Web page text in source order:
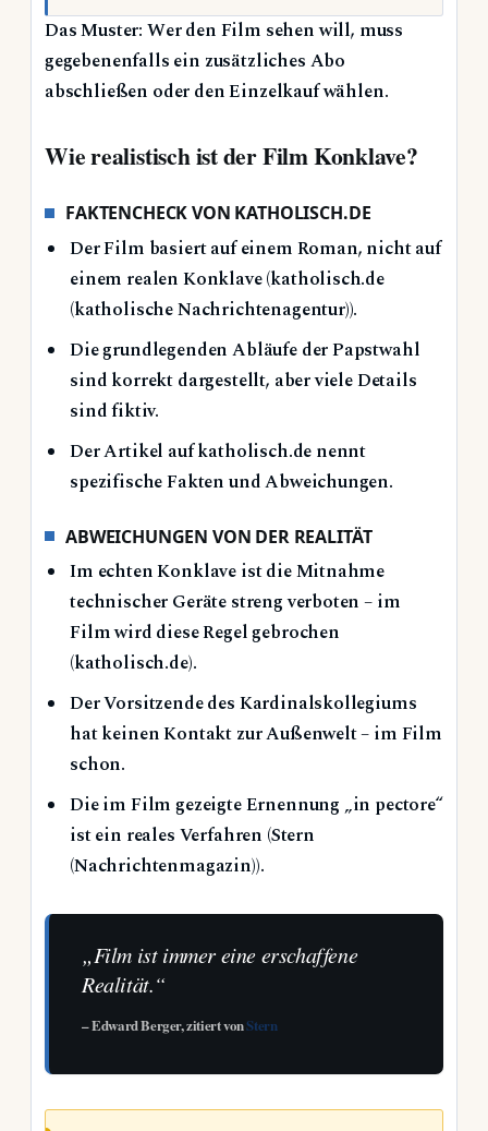
Das Muster: Wer den Film sehen will, muss
gegebenenfalls ein zusätzliches Abo
abschließen oder den Einzelkauf wählen.
Wie realistisch ist der Film Konklave?
FAKTENCHECK VON KATHOLISCH.DE
Der Film basiert auf einem Roman, nicht auf
einem realen Konklave (katholisch.de
(katholische Nachrichtenagentur)).
Die grundlegenden Abläufe der Papstwahl
sind korrekt dargestellt, aber viele Details
sind fiktiv.
Der Artikel auf katholisch.de nennt
spezifische Fakten und Abweichungen.
ABWEICHUNGEN VON DER REALITÄT
Im echten Konklave ist die Mitnahme
technischer Geräte streng verboten – im
Film wird diese Regel gebrochen
(katholisch.de).
Der Vorsitzende des Kardinalskollegiums
hat keinen Kontakt zur Außenwelt – im Film
schon.
Die im Film gezeigte Ernennung „in pectore“
ist ein reales Verfahren (Stern
(Nachrichtenmagazin)).
„Film ist immer eine erschaffene
Realität.“
– Edward Berger, zitiert vonStern